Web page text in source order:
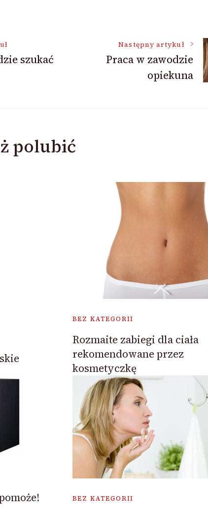
szukać
Następny artykuł
Praca w zawodzie
opiekuna
polubić
BEZ KATEGORII
Rozmaite zabiegi dla ciała
rekomendowane przez
kosmetyczkę
BEZ KATEGORII